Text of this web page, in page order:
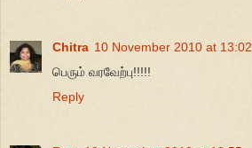
Chitra 10 November 2010 at 13:02
பெரும் வரவேற்பு!!!!!
Reply